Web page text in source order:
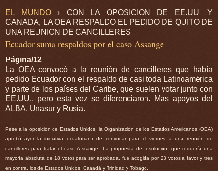
EL MUNDO› CON LA OPOSICION DE EE.UU. Y
CANADA, LA OEA RESPALDO EL PEDIDO DE QUITO DE
UNA REUNION DE CANCILLERES
Ecuador suma respaldos por el caso Assange
Página/12
La OEA convocó a la reunión de cancilleres que había
pedido Ecuador con el respaldo de casi toda Latinoamérica
y parte de los países del Caribe, que suelen votar junto con
EE.UU., pero esta vez se diferenciaron. Más apoyos del
ALBA, Unasur y Rusia.
Pese a la oposición de Estados Unidos, la Organización de los Estados Americanos (OEA)
aprobó ayer la iniciativa ecuatoriana de convocar para el viernes a una reunión de
cancilleres para tratar el caso A-ssange. La propuesta de resolución, que requería una
mayoría absoluta de 18 votos para ser aprobada, fue acogida por 23 votos a favor y tres
en contra, los de Estados Unidos, Canadá y Trinidad y Tobago.